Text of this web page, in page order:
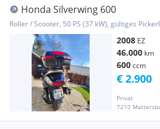
Honda Silverwing 600
Roller / Scooter, 50 PS (37 kW), gültiges Pickerl
2008 EZ
46.000 km
600ccm
Privat
7210
€ 2.900